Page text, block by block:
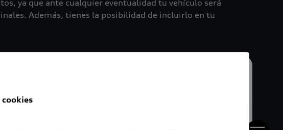
ya que ante cualquier eventualidad tu vehículo será
Además, tienes la posibilidad de incluirlo en tu